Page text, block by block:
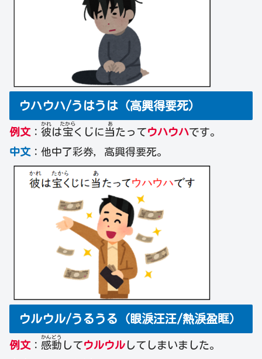
ウハウハ/うはうは（高興得要死）
例文 ： 彼
かれ
は宝
たから
くじに当
あ
たってウハウハです。
中文 ：他中了彩券，高興得要死。
ウルウル/うるうる（眼淚汪汪/熱淚盈眶）
例文 ： 感
かん
動
どう
してウルウル してしまいました。